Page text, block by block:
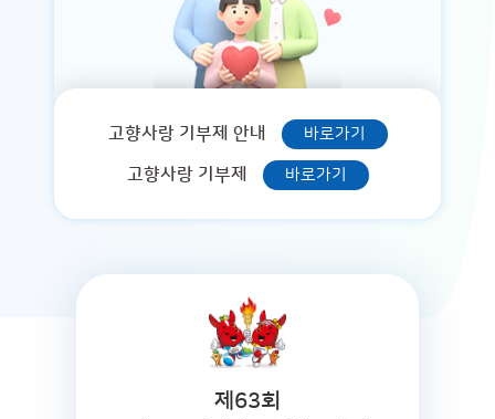
고향사랑 기부제 안내 바로가기
고향사랑 기부제 바로가기
제63회